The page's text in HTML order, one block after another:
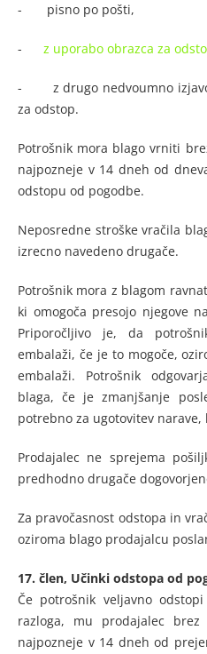
- pisno po pošti,
- z uporabo obrazca za
- z drugo nedvoumno
za odstop.
Potrošnik mora blago vrniti
najpozneje v 14 dneh od
odstopu od pogodbe.
Neposredne stroške vračila
izrecno navedeno drugače.
Potrošnik mora z blagom
ki omogoča presojo njegove
Priporočljivo je, da
embalaži, če je to mogoče,
embalaži. Potrošnik
blaga, če je zmanjšanje
potrebno za ugotovitev
Prodajalec ne sprejema
predhodno drugače
Za pravočasnost odstopa in
oziroma blago prodajalcu
17. člen, Učinki odstopa od
Če potrošnik veljavno
razloga, mu prodajalec
najpozneje v 14 dneh od